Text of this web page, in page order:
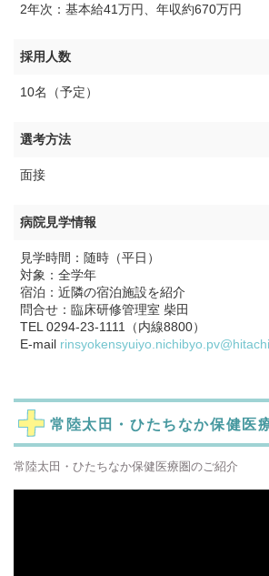
2年次：基本給41万円、年収約670万円
採用人数
10名（予定）
選考方法
面接
病院見学情報
見学時間：随時（平日）
対象：全学年
宿泊：近隣の宿泊施設を紹介
問合せ：臨床研修管理室 柴田
TEL 0294-23-1111（内線8800）
E-mail
常陸太田・ひたちなか保健医
常陸太田・ひたちなか保健医療圏のご紹介